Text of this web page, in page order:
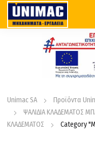
Unimac SA Προϊόντα
ΨΑΛΙΔΙΑ ΚΛΑΔΕΜΑΤΟΣ
ΚΛΑΔΕΜΑΤΟΣ
Category